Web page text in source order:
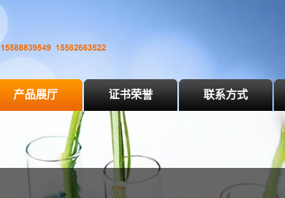
产品展厅 证书荣誉 联系方式